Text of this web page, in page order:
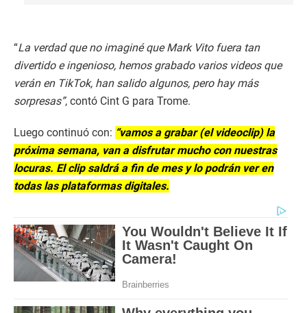
“La verdad que no imaginé que Mark Vito fuera tan
divertido e ingenioso, hemos grabado varios videos que
verán en TikTok, han salido algunos, pero hay más
sorpresas”, contó Cint G para Trome.
Luego continuó con: “vamos a grabar (el videoclip) la
próxima semana, van a disfrutar mucho con nuestras
locuras. El clip saldrá a fin de mes y lo podrán ver en
todas las plataformas digitales.